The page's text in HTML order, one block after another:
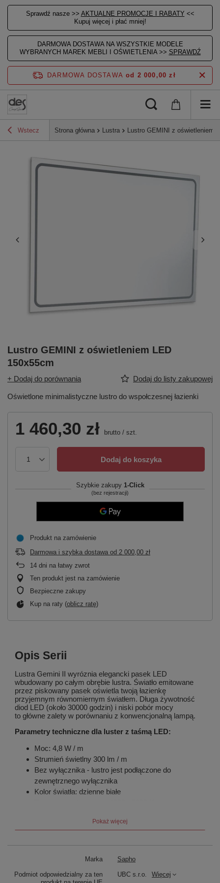
Sprawdź nasze >> AKTUALNE PROMOCJE I RABATY <<
Kupuj więcej i płać mniej!
DARMOWA DOSTAWA NA WSZYSTKIE MODELE
WYBRANYCH MAREK MEBLI I OŚWIETLENIA >> SPRAWDŹ
DARMOWA DOSTAWA od 2 000,00 zł
Wstecz Strona główna Lustra Lustro GEMINI z oświetleniem
Lustro GEMINI z oświetleniem LED
150x55cm
+ Dodaj do porównania Dodaj do listy zakupowej
Oświetlone minimalistyczne lustro do wspołczesnej łazienki
1 460,30 zł brutto / szt.
Dodaj do koszyka
Szybkie zakupy 1-Click
(bez rejestracji)
Produkt na zamówienie
Darmowa i szybka dostawa od 2 000,00 zł
14 dni na łatwy zwrot
Ten produkt jest na zamówienie
Bezpieczne zakupy
Kup na raty (oblicz ratę)
Opis Serii
Lustra Gemini II wyróznia elegancki pasek LED
wbudowany po całym obrębie lustra. Światło emitowane
przez piskowany pasek oświetla twoją łazienkę
przyjemnym równomiernym światłem. Długa żywotność
diod LED (około 30000 godzin) i niski pobór mocy
to główne zalety w porównaniu z konwencjonalną lampą.
Parametry techniczne dla luster z taśmą LED:
Moc: 4,8 W / m
Strumień świetlny 300 lm / m
Bez wyłącznika - lustro jest podłączone do
zewnętrznego wyłącznika
Kolor światła: dzienne białe
Żywotność: 30.000 h
Kąt promienia: 120 °
Szerokość taśmy 8 mm
Pokaż więcej
Marka Sapho
Podmiot odpowiedzialny za ten
UBC s.r.o. Więcej